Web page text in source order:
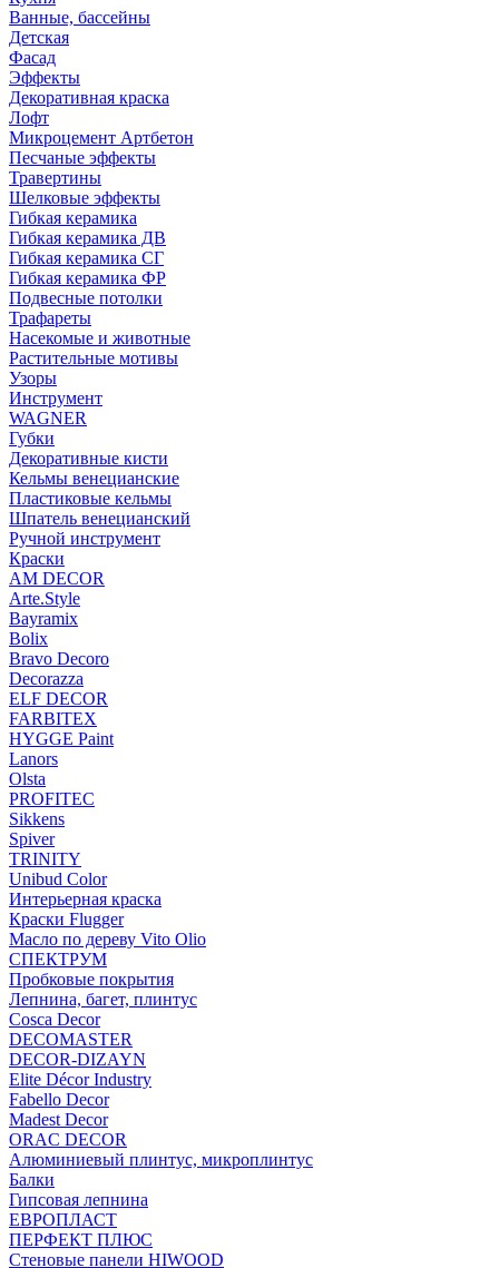
Ванные, бассейны
Детская
Фасад
Эффекты
Декоративная краска
Лофт
Микроцемент Артбетон
Песчаные эффекты
Травертины
Шелковые эффекты
Гибкая керамика
Гибкая керамика ДВ
Гибкая керамика СГ
Гибкая керамика ФР
Подвесные потолки
Трафареты
Насекомые и животные
Растительные мотивы
Узоры
Инструмент
WAGNER
Губки
Декоративные кисти
Кельмы венецианские
Пластиковые кельмы
Шпатель венецианский
Ручной инструмент
Краски
AM DECOR
Arte.Style
Bayramix
Bolix
Bravo Decoro
Decorazza
ELF DECOR
FARBITEX
HYGGE Paint
Lanors
Olsta
PROFITEC
Sikkens
Spiver
TRINITY
Unibud Color
Интерьерная краска
Краски Flugger
Масло по дереву Vito Olio
СПЕКТРУМ
Пробковые покрытия
Лепнина, багет, плинтус
Cosca Decor
DECOMASTER
DECOR-DIZAYN
Elite Décor Industry
Fabello Decor
Madest Decor
ORAC DECOR
Алюминиевый плинтус, микроплинтус
Балки
Гипсовая лепнина
ЕВРОПЛАСТ
ПЕРФЕКТ ПЛЮС
Стеновые панели HIWOOD